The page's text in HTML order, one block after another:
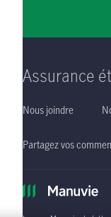
Assurance
Nous joindre
Partagez vos